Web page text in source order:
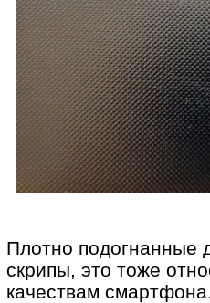
Плотно подогнанные
скрипы, это тоже
качествам